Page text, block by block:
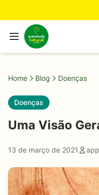
Home Blog Doenças
Doenças
Uma Visão
13 de março de 2021